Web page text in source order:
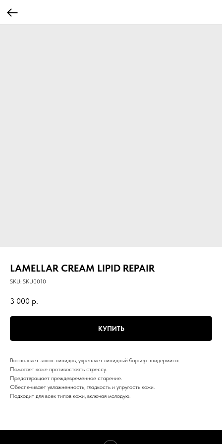
LAMELLAR CREAM LIPID REPAIR
SKU: SKU0010
3 000 р.
КУПИТЬ
Восполняет запас липидов, укрепляет липидный барьер эпидермиса.
Помогает коже противостоять стрессу.
Предотвращает преждевременное старение.
Обеспечивает увлажненность, гладкость и упругость кожи.
Подходит для всех типов кожи, включая молодую.